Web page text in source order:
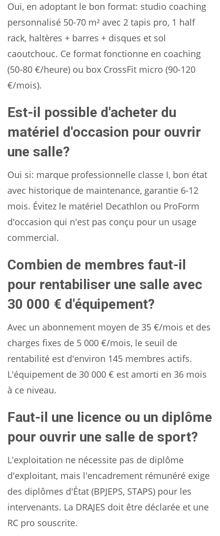
Oui, en adoptant le bon format: studio coaching
personnalisé 50-70 m² avec 2 tapis pro, 1 half
rack, haltères + barres + disques et sol
caoutchouc. Ce format fonctionne en coaching
(50-80 €/heure) ou box CrossFit micro (90-120
€/mois).
Est-il possible d'acheter du
matériel d'occasion pour ouvrir
une salle?
Oui si: marque professionnelle classe I, bon état
avec historique de maintenance, garantie 6-12
mois. Évitez le matériel Decathlon ou ProForm
d'occasion qui n'est pas conçu pour un usage
commercial.
Combien de membres faut-il
pour rentabiliser une salle avec
30 000 € d'équipement?
Avec un abonnement moyen de 35 €/mois et des
charges fixes de 5 000 €/mois, le seuil de
rentabilité est d'environ 145 membres actifs.
L'équipement de 30 000 € est amorti en 36 mois
à ce niveau.
Faut-il une licence ou un diplôme
pour ouvrir une salle de sport?
L'exploitation ne nécessite pas de diplôme
d'exploitant, mais l'encadrement rémunéré exige
des diplômes d'État (BPJEPS, STAPS) pour les
intervenants. La DRAJES doit être déclarée et une
RC pro souscrite.